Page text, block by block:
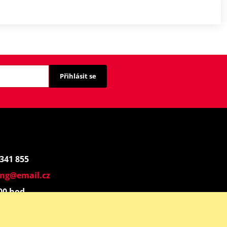
Přihlásit se
855
hod.